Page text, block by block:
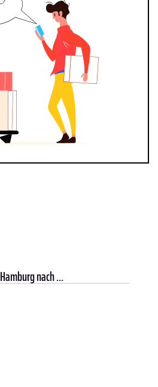
Hamburgnach ...